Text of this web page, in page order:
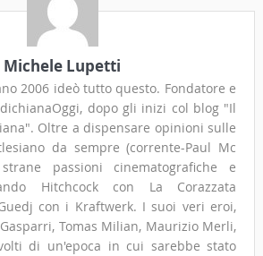
Michele Lupetti
2006 ideò tutto questo. Fondatore e
dopo gli inizi col blog "Il
Oltre a dispensare opinioni sulle
da sempre (corrente-Paul Mc
passioni cinematografiche e
Hitchcock con La Corazzata
con i Kraftwerk. I suoi veri eroi,
Tomas Milian, Maurizio Merli,
di un'epoca in cui sarebbe stato